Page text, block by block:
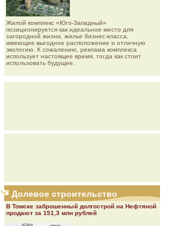
Жилой комплекс «Юго-Западный»
позиционируется как идеальное место для
загородной жизни, жилье бизнес-класса,
имеющее выгодное расположение и отличную
экологию. К сожалению, реклама комплекса
использует настоящее время, тогда как стоит
использовать будущее.
Долевое строительство
В Томске заброшенный долгострой на Нефтяной
продают за 151,3 млн рублей